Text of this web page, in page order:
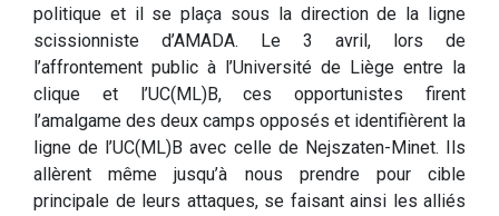
politique et il se plaça sous la direction de la ligne
scissionniste d’AMADA. Le 3 avril, lors de
l’affrontement public à l’Université de Liège entre la
clique et l’UC(ML)B, ces opportunistes firent
l’amalgame des deux camps opposés et identifièrent la
ligne de l’UC(ML)B avec celle de Nejszaten-Minet. Ils
allèrent même jusqu’à nous prendre pour cible
principale de leurs attaques, se faisant ainsi les alliés